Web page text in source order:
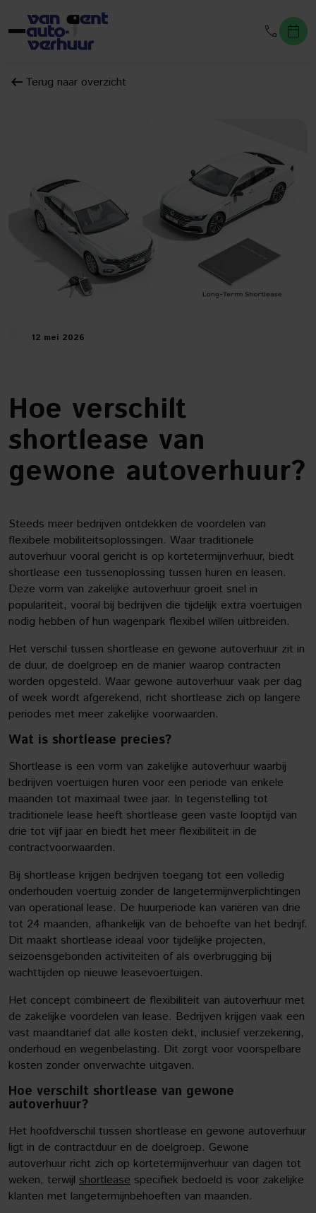
Terug naar overzicht
12 mei 2026
Hoe verschilt
shortlease van
gewone autoverhuur?
Steeds meer bedrijven ontdekken de voordelen van
flexibele mobiliteitsoplossingen. Waar traditionele
autoverhuur vooral gericht is op kortetermijnverhuur, biedt
shortlease een tussenoplossing tussen huren en leasen.
Deze vorm van zakelijke autoverhuur groeit snel in
populariteit, vooral bij bedrijven die tijdelijk extra voertuigen
nodig hebben of hun wagenpark flexibel willen uitbreiden.
Het verschil tussen shortlease en gewone autoverhuur zit in
de duur, de doelgroep en de manier waarop contracten
worden opgesteld. Waar gewone autoverhuur vaak per dag
of week wordt afgerekend, richt shortlease zich op langere
periodes met meer zakelijke voorwaarden.
Wat is shortlease precies?
Shortlease is een vorm van zakelijke autoverhuur waarbij
bedrijven voertuigen huren voor een periode van enkele
maanden tot maximaal twee jaar. In tegenstelling tot
traditionele lease heeft shortlease geen vaste looptijd van
drie tot vijf jaar en biedt het meer flexibiliteit in de
contractvoorwaarden.
Bij shortlease krijgen bedrijven toegang tot een volledig
onderhouden voertuig zonder de langetermijnverplichtingen
van operational lease. De huurperiode kan variëren van drie
tot 24 maanden, afhankelijk van de behoefte van het bedrijf.
Dit maakt shortlease ideaal voor tijdelijke projecten,
seizoensgebonden activiteiten of als overbrugging bij
wachttijden op nieuwe leasevoertuigen.
Het concept combineert de flexibiliteit van autoverhuur met
de zakelijke voordelen van lease. Bedrijven krijgen vaak een
vast maandtarief dat alle kosten dekt, inclusief verzekering,
onderhoud en wegenbelasting. Dit zorgt voor voorspelbare
kosten zonder onverwachte uitgaven.
Hoe verschilt shortlease van gewone
autoverhuur?
Het hoofdverschil tussen shortlease en gewone autoverhuur
ligt in de contractduur en de doelgroep. Gewone
autoverhuur richt zich op kortetermijnverhuur van dagen tot
weken, terwijl shortlease specifiek bedoeld is voor zakelijke
klanten met langetermijnbehoeften van maanden.